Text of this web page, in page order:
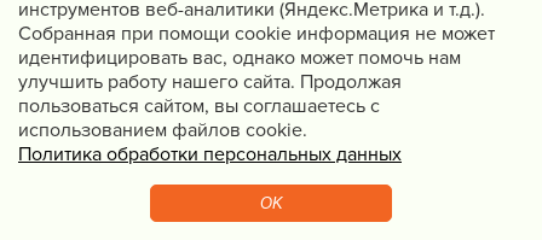
Нижний Новгород, Казанское шоссе, д. 4, корп. 3, пом. 1
info@gastrostar.ru
Политика конфиденциальности
Перезвоните мне
оборудования для предприятий общественного питания
— создание сайтов
инструментов веб-аналитики (Яндекс.Метрика и т.д.).
Собранная при помощи cookie информация не может
идентифицировать вас, однако может помочь нам
улучшить работу нашего сайта. Продолжая
пользоваться сайтом, вы соглашаетесь с
использованием файлов cookie.
Политика обработки персональных данных
OK